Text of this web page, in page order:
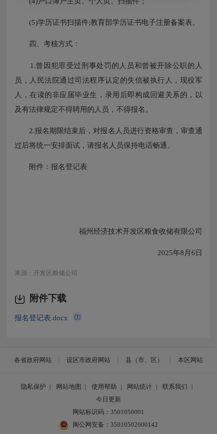
(5)学历证书扫描件;教育部学历证书电子注册备案表。
四、考核方式：
1.曾因犯罪受过刑事处罚的人员和曾被开除公职的人
员，人民法院通过司法程序认定的失信被执行人，现役军
人，在读的非应届毕业生，录用后即构成回避关系的，以
及有法律规定不得聘用的人员，不得报名。
2.报名期限结束后，对报名人员进行资格审查，审查通
过后将统一安排面试，请报名人员保持电话畅通。
附件：报名登记表
福州经济技术开发区粮食收储有限公司
2025年8月6日
来源：开发区粮储公司
附件下载
报名登记表.docx
各省政府网站 设区市政府网站 县（市、区） 本区网站
隐私保护 | 网站地图 | 使用帮助 | 网站统计 | 联系我们
|
今日更新
网站标识码：3501050001
闽公网安备：35010502000142